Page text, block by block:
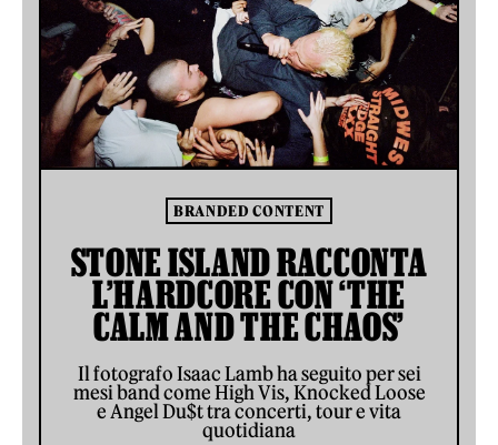
BRANDED CONTENT
STONE ISLAND RACCONTA
L’HARDCORE CON ‘THE
CALM AND THE CHAOS’
Il fotografo Isaac Lamb ha seguito per sei
mesi band come High Vis, Knocked Loose
e Angel Du$t tra concerti, tour e vita
quotidiana